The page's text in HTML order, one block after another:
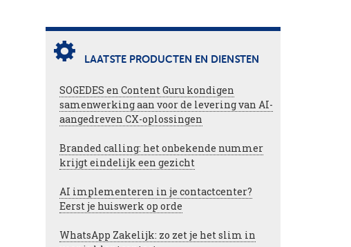
LAATSTE PRODUCTEN EN DIENSTEN
SOGEDES en Content Guru kondigen
samenwerking aan voor de levering van AI-
aangedreven CX-oplossingen
Branded calling: het onbekende nummer
krijgt eindelijk een gezicht
AI implementeren in je contactcenter?
Eerst je huiswerk op orde
WhatsApp Zakelijk: zo zet je het slim in